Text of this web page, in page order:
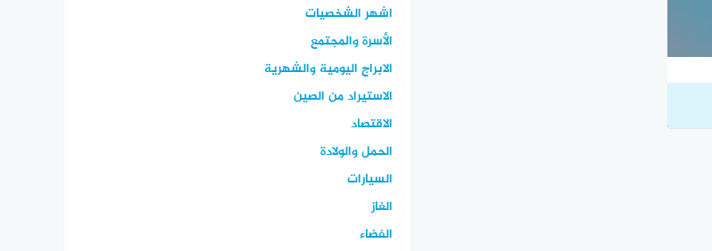
اشهر الشخصيات
الأسرة والمجتمع
الابراج اليومية والشهرية
الاستيراد من الصين
الاقتصاد
الحمل والولادة
السيارات
الغاز
الفضاء